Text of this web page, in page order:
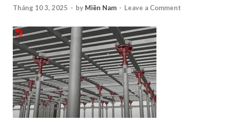
Tháng 10 3, 2025 - by Miền Nam - Leave a Comment